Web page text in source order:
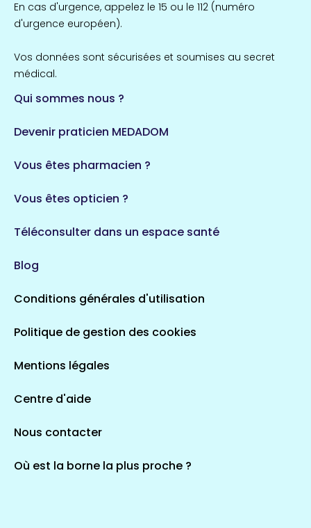
857 espaces de santé
124 espaces de santé
Auvergne-Rhône-Alpes
720 espaces de santé
693 espaces de santé
324 espaces de santé
Côtes-d'Armor
Maine-et-Loire
Loiret
Loir-et-Cher
36 espaces de santé
1 espaces de santé
1 espaces de santé
Saint-Agathon
En cas d'urgence, appelez le 15 ou le 112 (numéro
d'urgence européen).
Vos données sont sécurisées et soumises au secret
médical.
Qui sommes nous ?
Devenir praticien MEDADOM
Vous êtes pharmacien ?
Vous êtes opticien ?
Téléconsulter dans un espace santé
Blog
Conditions générales d'utilisation
Politique de gestion des cookies
Mentions légales
Centre d'aide
Nous contacter
Où est la borne la plus proche ?